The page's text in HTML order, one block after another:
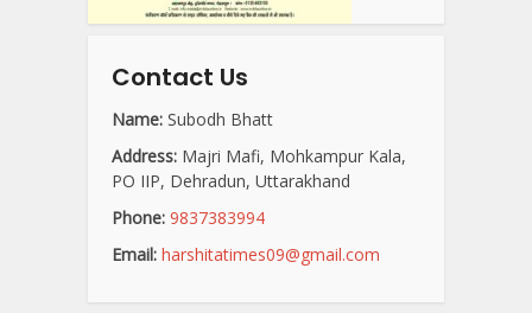
Contact Us
Name: Subodh Bhatt
Address: Majri Mafi, Mohkampur Kala,
PO IIP, Dehradun, Uttarakhand
Phone: 9837383994
Email: harshitatimes09@gmail.com